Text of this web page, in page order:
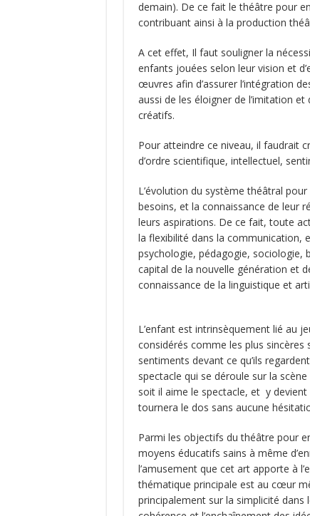
demain). De ce fait le théâtre pour
contribuant ainsi à la production
A cet effet, Il faut souligner la
enfants jouées selon leur vision et
œuvres afin d’assurer l’intégration
aussi de les éloigner de l’imitation
créatifs.
Pour atteindre ce niveau, il faudrait
d’ordre scientifique, intellectuel,
L’évolution du système théâtral
besoins, et la connaissance de leur
leurs aspirations. De ce fait, toute
la flexibilité dans la communication,
psychologie, pédagogie, sociologie,
capital de la nouvelle génération et
connaissance de la linguistique et
L’enfant est intrinsèquement lié au
considérés comme les plus sincères
sentiments devant ce qu’ils
spectacle qui se déroule sur la
soit il aime le spectacle, et y devient
tournera le dos sans aucune
Parmi les objectifs du théâtre pour
moyens éducatifs sains à même
l’amusement que cet art apporte à
thématique principale est au cœur
principalement sur la simplicité dans